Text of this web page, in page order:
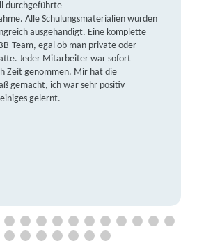
durchgeführte
Alle Schulungsmaterialien wurden
ausgehändigt. Eine komplette
Team, egal ob man private oder
Jeder Mitarbeiter war sofort
Zeit genommen. Mir hat die
gemacht, ich war sehr positiv
gelernt.